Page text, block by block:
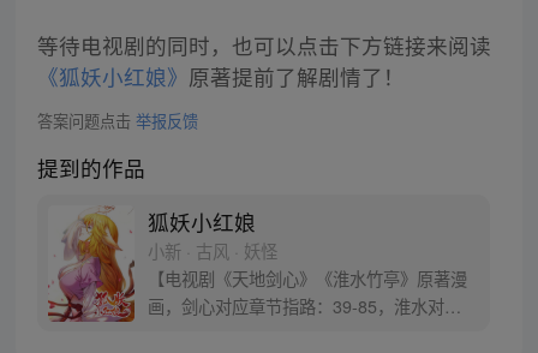
等待电视剧的同时，也可以点击下方链接来阅读
《狐妖小红娘》 原著提前了解剧情了！
答案问题点击 举报反馈
提到的作品
狐妖小红娘
小新 · 古风 · 妖怪
【电视剧《天地剑心》《淮水竹亭》原著漫
画，剑心对应章节指路：39-85，淮水对应